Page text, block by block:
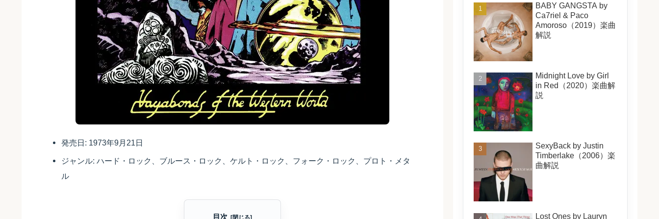
発売日: 1973年9月21日
ジャンル: ハード・ロック、ブルース・ロック、ケルト・ロック、フォーク・ロック、プロト・メタ
ル
目次
BABY GANGSTA by
Ca7riel & Paco
Amoroso（2019）楽曲
解説
Midnight Love by Girl
in Red（2020）楽曲解
説
SexyBack by Justin
Timberlake（2006）楽
曲解説
Lost Ones by Lauryn